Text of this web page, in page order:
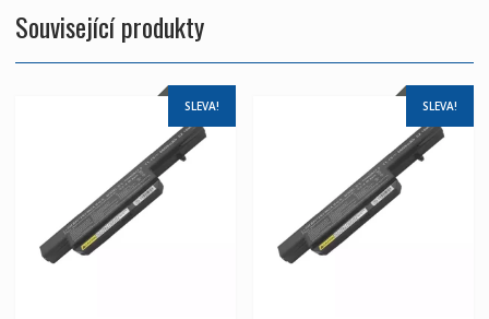
Související produkty
SLEVA! SLEVA!